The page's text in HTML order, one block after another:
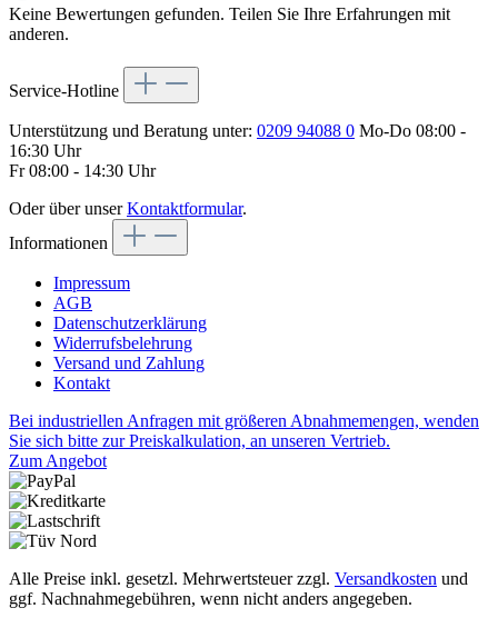
Keine Bewertungen gefunden. Teilen Sie Ihre Erfahrungen mit
anderen.
Service-Hotline
Unterstützung und Beratung unter: 0209 94088 0 Mo-Do 08:00 -
16:30 Uhr
Fr 08:00 - 14:30 Uhr
Oder über unserKontaktformular.
Informationen
Impressum
AGB
Datenschutzerklärung
Widerrufsbelehrung
Versand und Zahlung
Kontakt
Bei industriellen Anfragen mit größeren Abnahmemengen, wenden
Sie sich bitte zur Preiskalkulation, an unseren Vertrieb.
Zum Angebot
Alle Preise inkl. gesetzl. Mehrwertsteuer zzgl. Versandkosten und
ggf. Nachnahmegebühren, wenn nicht anders angegeben.